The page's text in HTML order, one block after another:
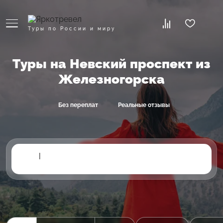
Туры по России и миру
Туры на Невский проспект из
Железногорска
Без переплат Реальные отзывы
|